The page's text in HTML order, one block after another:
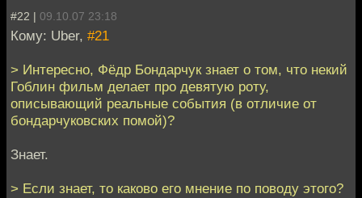
#22 | 09.10.07 23:18
Кому: Uber, #21
> Интересно, Фёдр Бондарчук знает о том, что некий
Гоблин фильм делает про девятую роту,
описывающий реальные события (в отличие от
бондарчуковских помой)?
Знает.
> Если знает, то каково его мнение по поводу этого?